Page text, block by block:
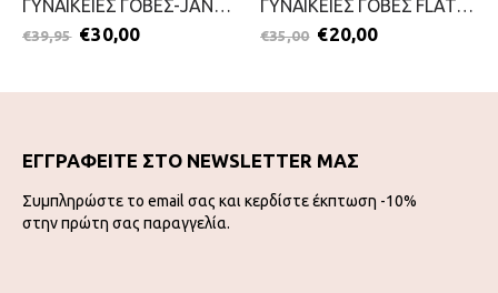
ΓΥΝΑΙΚΕΙΕΣ ΓΟΒΕΣ-JANA-2111-0033-ΜΑΥΡΟ
€39,95 €30,00
ΓΥΝΑΙΚΕΙΕΣ ΓΟΒΕΣ FLAT-MARCO TOZZI-2099-0065-ΜΑΥΡΟ
€35,00 €20,00
ΕΓΓΡΑΦΕΙΤΕ ΣΤΟ NEWSLETTER ΜΑΣ
Συμπληρώστε το email σας και κερδίστε έκπτωση -10%
στην πρώτη σας παραγγελία.